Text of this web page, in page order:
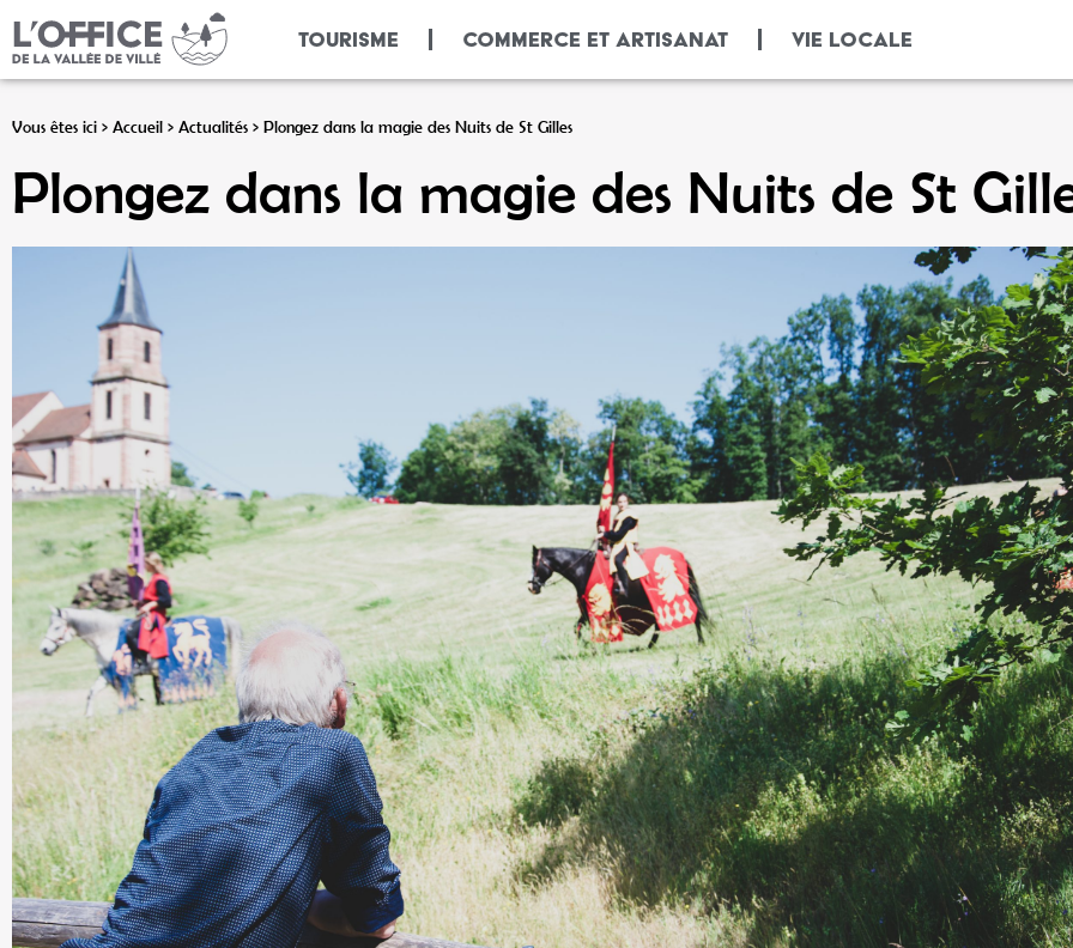
TOURISME COMMERCE ET ARTISANAT VIE LOCALE
Vous êtes ici > Accueil > Actualités > Plongez dans la magie des Nuits de St Gilles
Plongez dans la magie des Nuits de St
Panneau de gestion des cookies